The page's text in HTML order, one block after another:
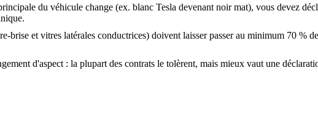
du véhicule change (ex. blanc Tesla devenant noir mat), vous devez
brise et vitres latérales conductrices) doivent laisser passer au minimum 70 %
d'aspect : la plupart des contrats le tolèrent, mais mieux vaut une